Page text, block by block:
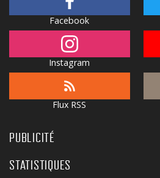
Facebook
Instagram
Flux RSS
PUBLICITÉ
STATISTIQUES